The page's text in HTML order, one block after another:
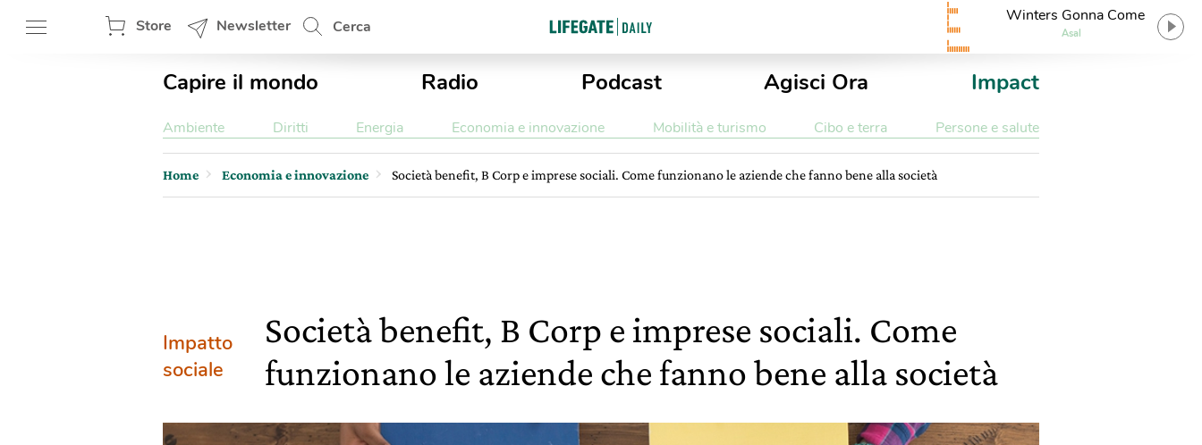
Store Newsletter Cerca
Winters Gonna Come
Asal
Capire il mondo Radio Podcast Agisci Ora Impact
Ambiente Diritti Energia Economia e innovazione Mobilità e turismo Cibo e terra Persone e salute
Home Economia e innovazione Società benefit, B Corp e imprese sociali. Come funzionano le aziende che fanno bene alla società
Impatto
sociale
Società benefit, B Corp e imprese sociali. Come
funzionano le aziende che fanno bene alla società